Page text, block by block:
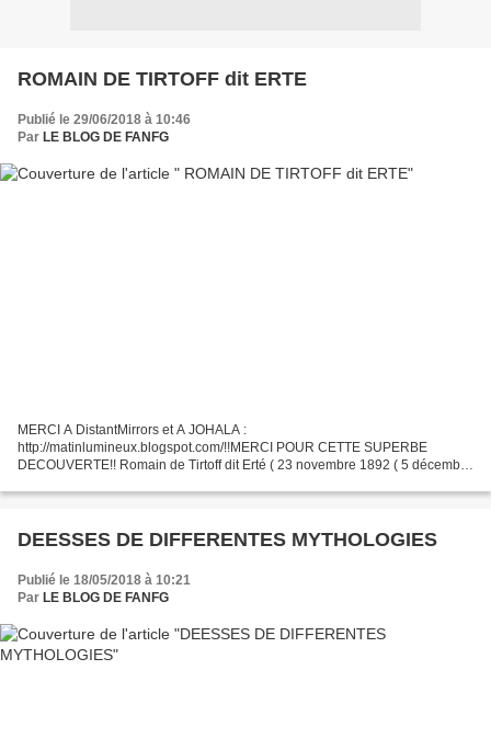
ROMAIN DE TIRTOFF dit ERTE
Publié le 29/06/2018 à 10:46
Par LE BLOG DE FANFG
MERCI A DistantMirrors et A JOHALA :
http://matinlumineux.blogspot.com/!!MERCI POUR CETTE SUPERBE
DECOUVERTE!! Romain de Tirtoff dit Erté ( 23 novembre 1892 ( 5 décembre
naturalisé...
DEESSES DE DIFFERENTES MYTHOLOGIES
Publié le 18/05/2018 à 10:21
Par LE BLOG DE FANFG